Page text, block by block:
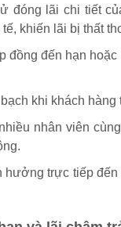
đóng lãi chi tiết
khiến lãi bị thất
đồng đến hạn
khi khách
nhân viên
trực tiếp